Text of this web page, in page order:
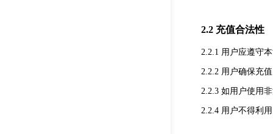
2.2 充值合法性
2.2.1 用户应遵守
2.2.2 用户确保充
2.2.3 如用户使用
2.2.4 用户不得利